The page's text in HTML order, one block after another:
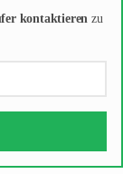
kontaktieren zu